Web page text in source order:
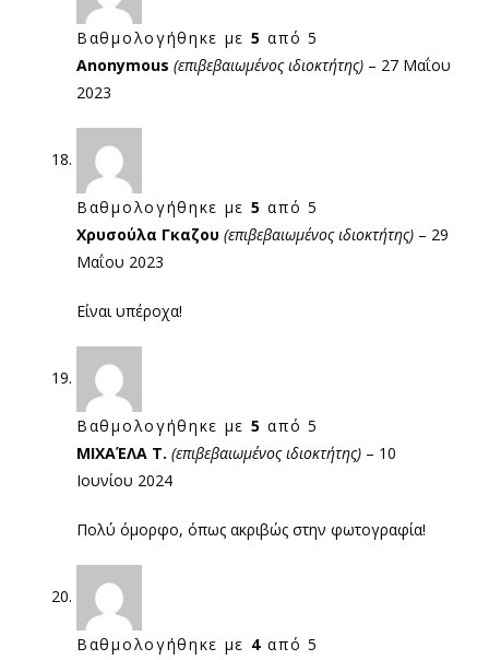
Βαθμολογήθηκε με 5 από 5
Anonymous (επιβεβαιωμένος ιδιοκτήτης) – 27 Μαΐου
2023
Βαθμολογήθηκε με 5 από 5
Χρυσούλα Γκαζου (επιβεβαιωμένος ιδιοκτήτης) – 29
Μαΐου 2023
Είναι υπέροχα!
Βαθμολογήθηκε με 5 από 5
ΜΙΧΑΈΛΑ Τ. (επιβεβαιωμένος ιδιοκτήτης) – 10
Ιουνίου 2024
Πολύ όμορφο, όπως ακριβώς στην φωτογραφία!
Βαθμολογήθηκε με 4 από 5